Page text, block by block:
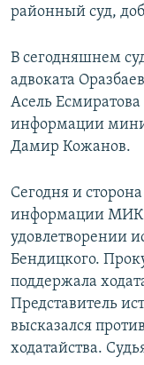
районный суд,
В сегодняшнем
адвоката
Асель
информации
Дамир Кожанов.
Сегодня и
информации МИК –
удовлетворении
Бендицкого.
поддержала
Представитель
высказался
ходатайства.